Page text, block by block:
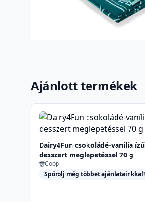
Ajánlott termékek
Dairy4Fun csokoládé-vanília ízű
desszert meglepetéssel 70 g
Coop
Spórolj még többet ajánlatainkkal!